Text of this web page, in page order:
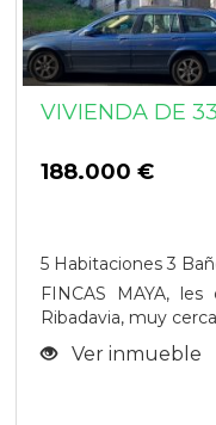
VIVIENDA DE
188.000 €
5 Habitaciones 3
FINCAS MAYA,
Ribadavia, muy
Ver inmueble